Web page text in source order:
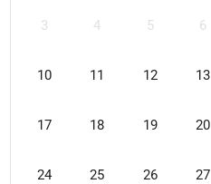
3 4 5 6
10 11 12 13
17 18 19 20
24 25 26 27